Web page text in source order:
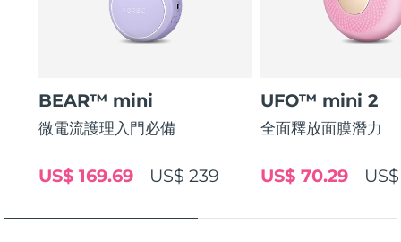
BEAR™ mini
微電流護理入門必備
US$ 239
US$ 169.69
UFO™ mini 2
全面釋放面膜潛力
US$ 70.29